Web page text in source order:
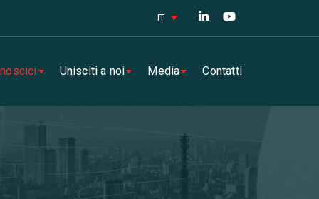
IT
Unisciti a noi Media Contatti